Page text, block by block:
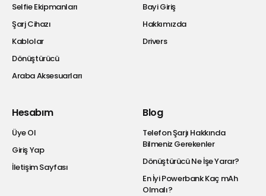
Selfie Ekipmanları
Şarj Cihazı
Kablolar
Dönüştürücü
Araba Aksesuarları
Bayi Giriş
Hakkımızda
Drivers
Hesabım
Üye Ol
Giriş Yap
İletişim Sayfası
Blog
Telefon Şarjı Hakkında
Bilmeniz Gerekenler
Dönüştürücü Ne İşe Yarar?
En İyi Powerbank Kaç mAh
Olmalı?